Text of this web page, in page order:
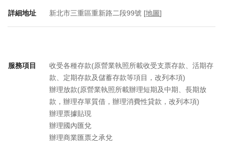
詳細地址 新北市三重區重新路二段99號 [地圖]
服務項目
收受各種存款(原營業執照所載收受支票存款、活期存
款、定期存款及儲蓄存款等項目，改列本項)
辦理放款(原營業執照所載辦理短期及中期、長期放
款，辦理存單質借，辦理消費性貸款，改列本項)
辦理票據貼現
辦理國內匯兌
辦理商業匯票之承兌